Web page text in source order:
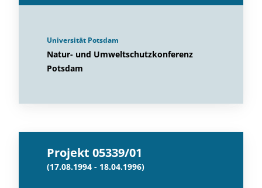
Universität Potsdam
Natur- und Umweltschutzkonferenz
Potsdam
Projekt 05339/01
(17.08.1994 - 18.04.1996)